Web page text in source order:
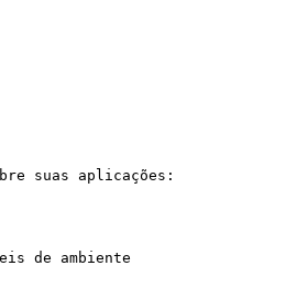
suas aplicações:
de ambiente